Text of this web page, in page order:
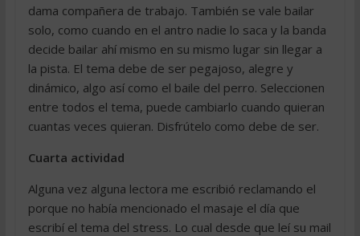
dama compañera de trabajo. También se vale bailar
solo, como cuando en el antro nadie lo saca y la banda
decide bailar ahí mismo en su mismo lugar sin llegar a
la pista. El tema debe de ser pegajoso, alegre y
dinámico, algo así como el baile del perro. Seleccionen
entre todos el tema, puede cambiarlo cuando quieran
cuantas veces quieran. Disfrútelo como debe de ser.
Cuarta actividad
Alguna vez alguna lectora me escribió reclamando el
porque no había mencionado el masaje el día que
escribí el tema del stress. Lo cual desde que leí su mail